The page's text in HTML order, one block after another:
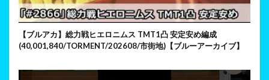
【ブルアカ】総力戦ヒエロニムス TMT1凸 安定安め編成
(40,001,840/TORMENT/202608/市街地)【ブルーアーカイブ】